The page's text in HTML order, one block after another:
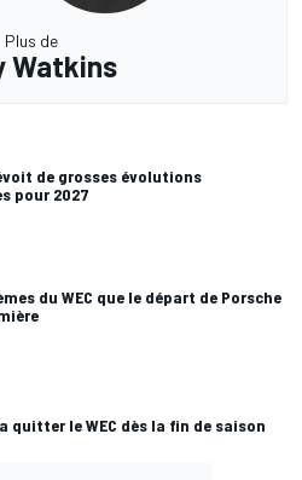
Plus de
Watkins
de grosses évolutions
pour 2027
du WEC que le départ de Porsche
quitter le WEC dès la fin de saison